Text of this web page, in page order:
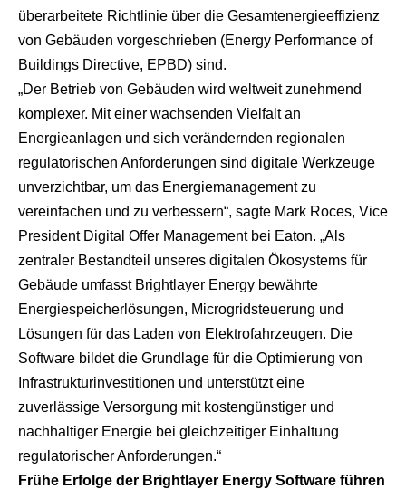
überarbeitete Richtlinie über die Gesamtenergieeffizienz
von Gebäuden vorgeschrieben (Energy Performance of
Buildings Directive, EPBD) sind.
„Der Betrieb von Gebäuden wird weltweit zunehmend
komplexer. Mit einer wachsenden Vielfalt an
Energieanlagen und sich verändernden regionalen
regulatorischen Anforderungen sind digitale Werkzeuge
unverzichtbar, um das Energiemanagement zu
vereinfachen und zu verbessern“, sagte Mark Roces, Vice
President Digital Offer Management bei Eaton. „Als
zentraler Bestandteil unseres digitalen Ökosystems für
Gebäude umfasst Brightlayer Energy bewährte
Energiespeicherlösungen, Microgridsteuerung und
Lösungen für das Laden von Elektrofahrzeugen. Die
Software bildet die Grundlage für die Optimierung von
Infrastrukturinvestitionen und unterstützt eine
zuverlässige Versorgung mit kostengünstiger und
nachhaltiger Energie bei gleichzeitiger Einhaltung
regulatorischer Anforderungen.“
Frühe Erfolge der Brightlayer Energy Software führen